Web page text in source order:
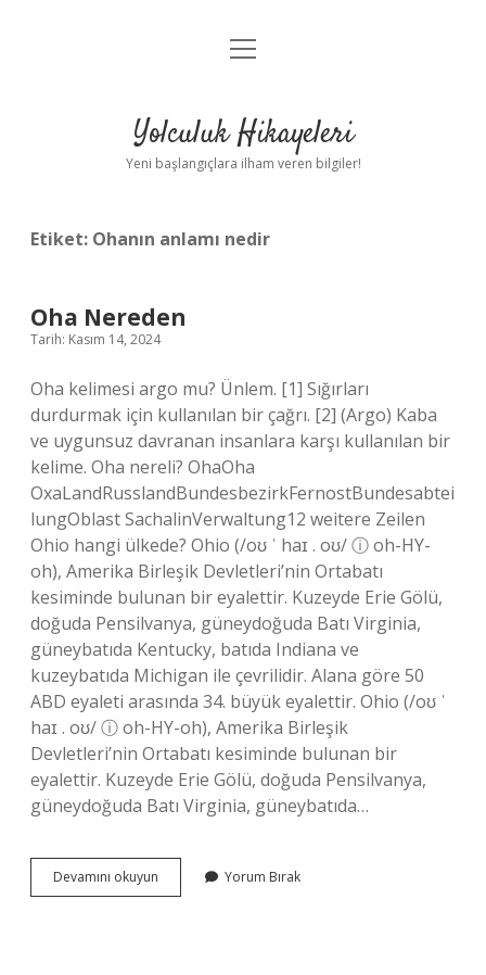
Anasayfa
Yasal Uyarı
menüyü
Yolculuk Hikayeleri
Yeni başlangıçlara ilham veren bilgiler!
Etiket: Ohanın anlamı nedir
Oha Nereden
Tarih: Kasım 14, 2024
Oha kelimesi argo mu? Ünlem. [1] Sığırları
durdurmak için kullanılan bir çağrı. [2] (Argo) Kaba
ve uygunsuz davranan insanlara karşı kullanılan bir
kelime. Oha nereli? OhaOha
ОхаLandRusslandBundesbezirkFernostBundesabtei
lungOblast SachalinVerwaltung12 weitere Zeilen
Ohio hangi ülkede? Ohio (/oʊ ˈ haɪ . oʊ/ ⓘ oh-HY-
oh), Amerika Birleşik Devletleri’nin Ortabatı
kesiminde bulunan bir eyalettir. Kuzeyde Erie Gölü,
doğuda Pensilvanya, güneydoğuda Batı Virginia,
güneybatıda Kentucky, batıda Indiana ve
kuzeybatıda Michigan ile çevrilidir. Alana göre 50
ABD eyaleti arasında 34. büyük eyalettir. Ohio (/oʊ ˈ
haɪ . oʊ/ ⓘ oh-HY-oh), Amerika Birleşik
Devletleri’nin Ortabatı kesiminde bulunan bir
eyalettir. Kuzeyde Erie Gölü, doğuda Pensilvanya,
güneydoğuda Batı Virginia, güneybatıda…
Devamını okuyun
Nereden
Yorum Bırak